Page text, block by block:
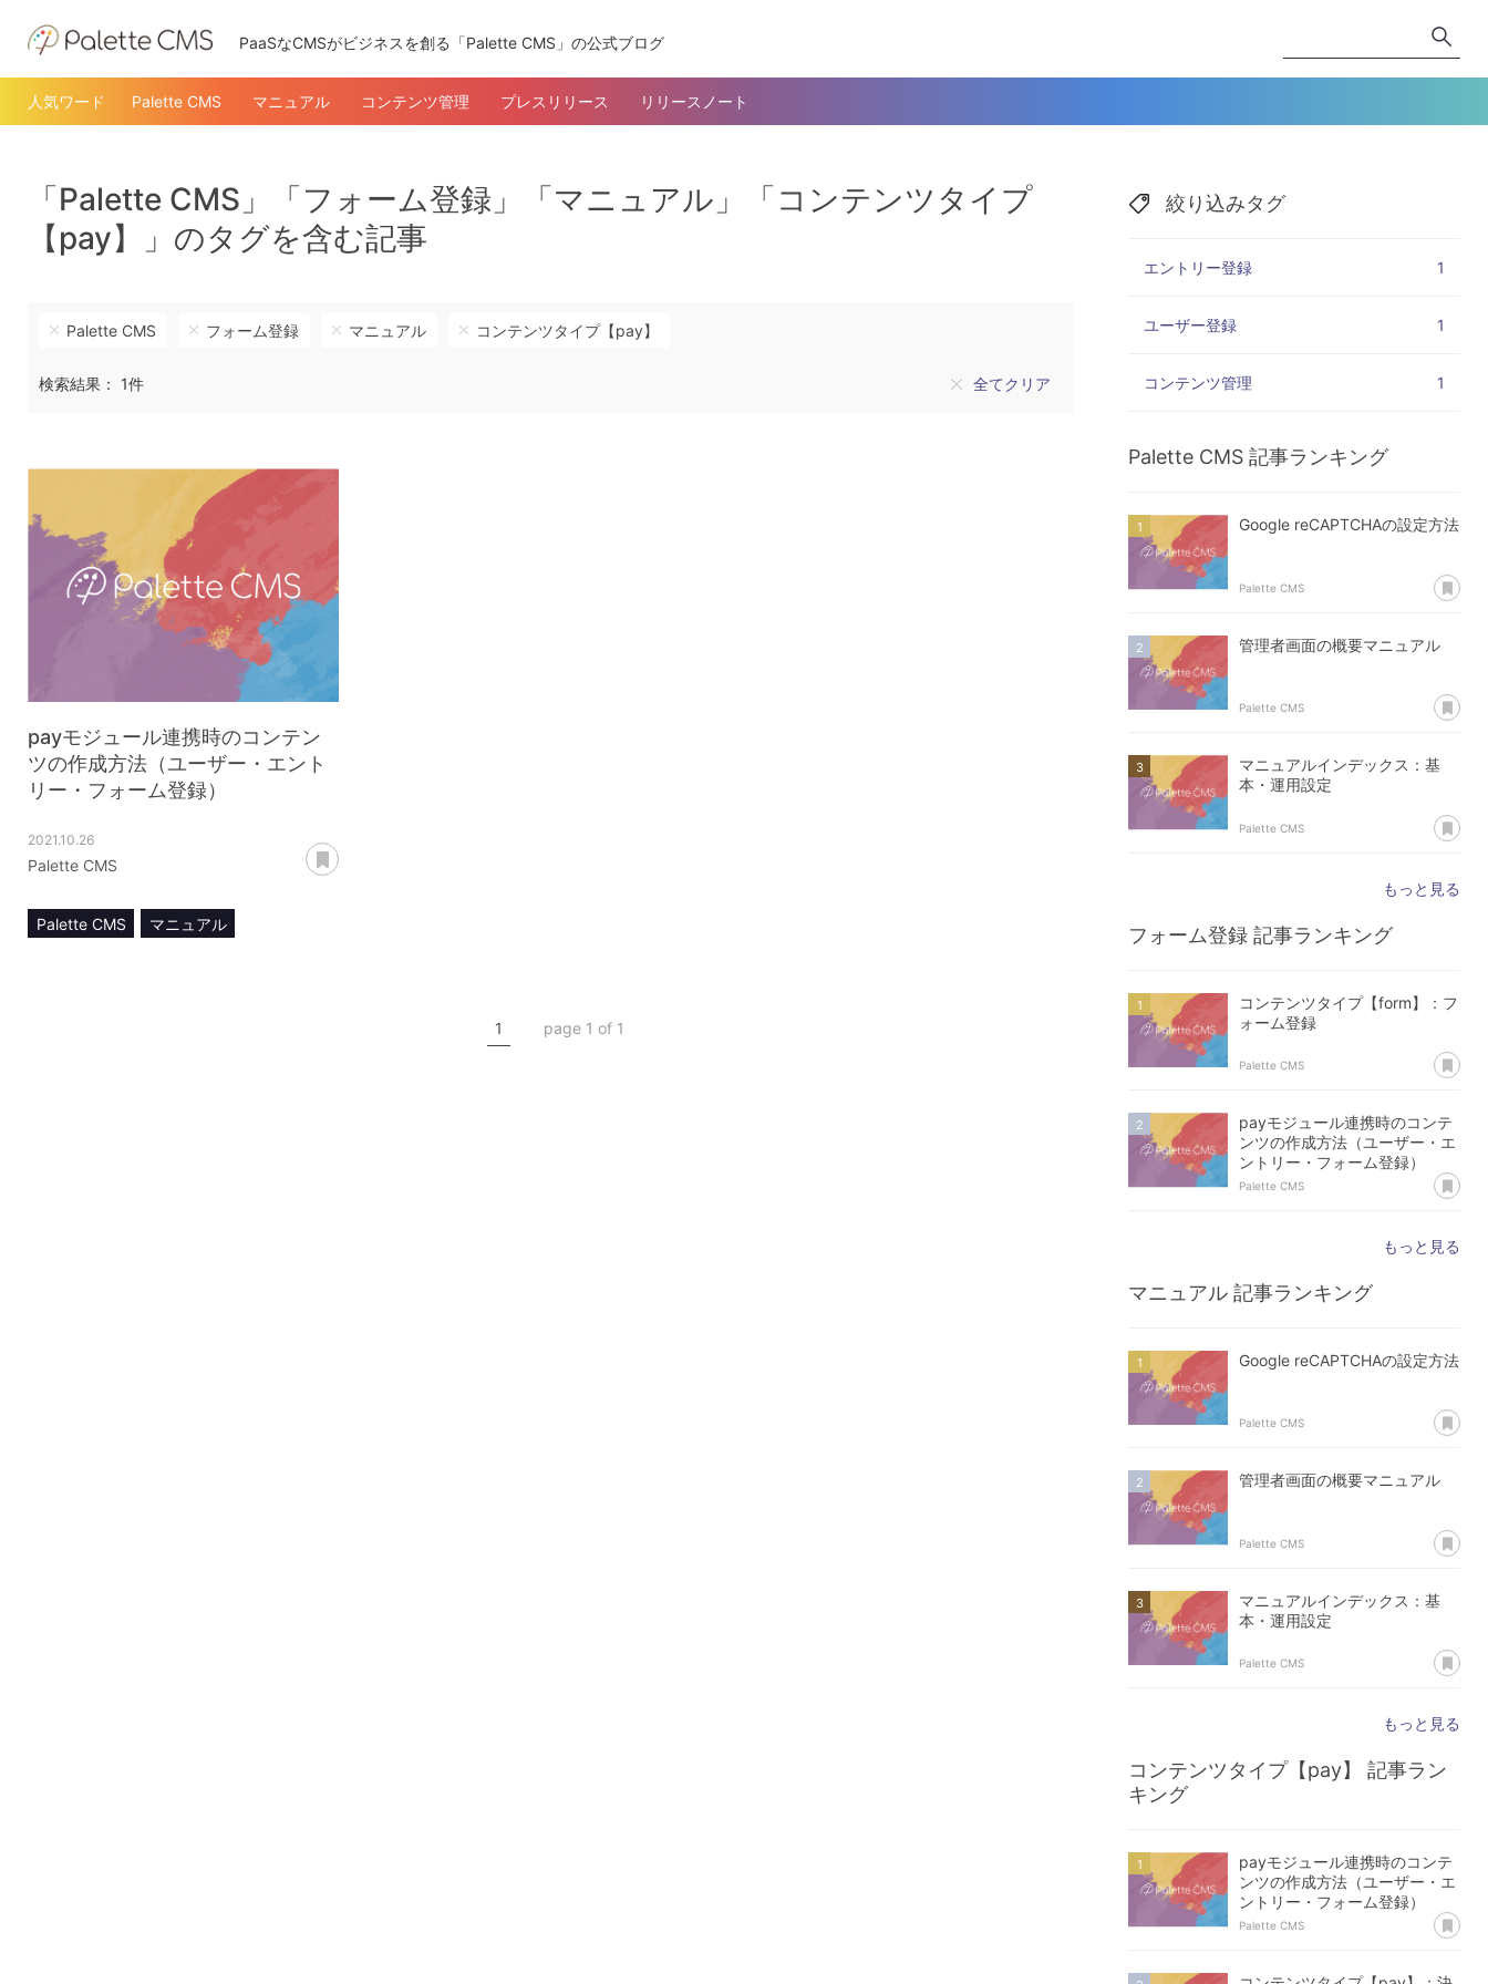
PaaSなCMSがビジネスを創る「Palette CMS」の公式ブログ
人気ワード Palette CMS マニュアル コンテンツ管理 プレスリリース リリースノート
「Palette CMS」「フォーム登録」「マニュアル」「コンテンツタイプ
【pay】」のタグを含む記事
Palette CMS フォーム登録 マニュアル コンテンツタイプ【pay】
検索結果： 1件 全てクリア
payモジュール連携時のコンテン
ツの作成方法（ユーザー・エント
リー・フォーム登録）
2021.10.26
Palette CMS
Palette CMS
マニュアル
1 page 1 of 1
絞り込みタグ
エントリー登録 1
ユーザー登録 1
コンテンツ管理 1
Palette CMS 記事ランキング
Google reCAPTCHAの設定方法
Palette CMS あ
管理者画面の概要マニュアル
Palette CMS あ
マニュアルインデックス：基
本・運用設定
Palette CMS あ
もっと見る
フォーム登録 記事ランキング
コンテンツタイプ【form】：フ
ォーム登録
Palette CMS あ
payモジュール連携時のコンテ
ンツの作成方法（ユーザー・エ
ントリー・フォーム登録）
Palette CMS あ
もっと見る
マニュアル 記事ランキング
Google reCAPTCHAの設定方法
Palette CMS あ
管理者画面の概要マニュアル
Palette CMS あ
マニュアルインデックス：基
本・運用設定
Palette CMS あ
もっと見る
コンテンツタイプ【pay】
記事ラン
キング
payモジュール連携時のコンテ
ンツの作成方法（ユーザー・エ
ントリー・フォーム登録）
Palette CMS あ